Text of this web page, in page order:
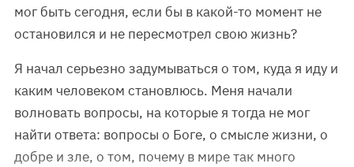
мог быть сегодня, если бы в какой-то момент не
остановился и не пересмотрел свою жизнь?
Я начал серьезно задумываться о том, куда я иду и
каким человеком становлюсь. Меня начали
волновать вопросы, на которые я тогда не мог
найти ответа: вопросы о Боге, о смысле жизни, о
добре и зле, о том, почему в мире так много